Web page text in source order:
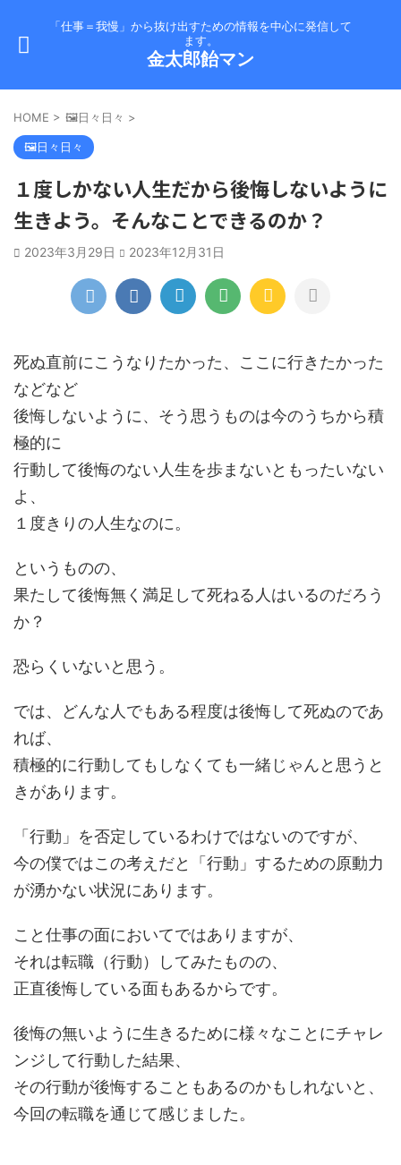
「仕事＝我慢」から抜け出すための情報を中心に発信して
ます。
金太郎飴マン
HOME > 🖼️日々日々 >
🖼️日々日々
１度しかない人生だから後悔しないように
生きよう。そんなことできるのか？
2023年3月29日 2023年12月31日
死ぬ直前にこうなりたかった、ここに行きたかった
などなど
後悔しないように、そう思うものは今のうちから積
極的に
行動して後悔のない人生を歩まないともったいない
よ、
１度きりの人生なのに。
というものの、
果たして後悔無く満足して死ねる人はいるのだろう
か？
恐らくいないと思う。
では、どんな人でもある程度は後悔して死ぬのであ
れば、
積極的に行動してもしなくても一緒じゃんと思うと
きがあります。
「行動」を否定しているわけではないのですが、
今の僕ではこの考えだと「行動」するための原動力
が湧かない状況にあります。
こと仕事の面においてではありますが、
それは転職（行動）してみたものの、
正直後悔している面もあるからです。
後悔の無いように生きるために様々なことにチャレ
ンジして行動した結果、
その行動が後悔することもあるのかもしれないと、
今回の転職を通じて感じました。